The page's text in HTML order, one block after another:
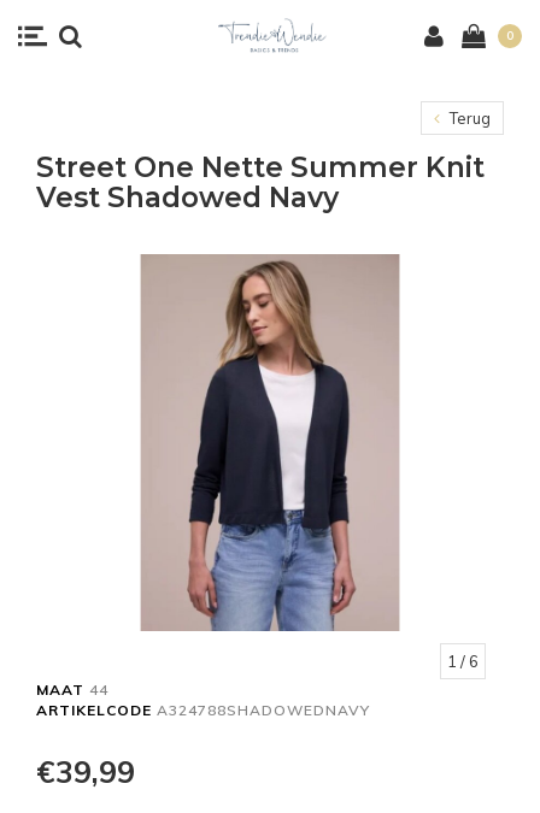
0
Terug
Street One Nette Summer Knit
Vest Shadowed Navy
1 / 6
MAAT 44
ARTIKELCODE A324788SHADOWEDNAVY
€39,99